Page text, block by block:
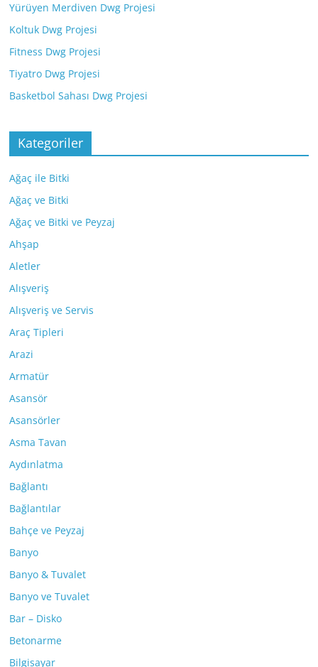
Yürüyen Merdiven Dwg Projesi
Koltuk Dwg Projesi
Fitness Dwg Projesi
Tiyatro Dwg Projesi
Basketbol Sahası Dwg Projesi
Kategoriler
Ağaç ile Bitki
Ağaç ve Bitki
Ağaç ve Bitki ve Peyzaj
Ahşap
Aletler
Alışveriş
Alışveriş ve Servis
Araç Tipleri
Arazi
Armatür
Asansör
Asansörler
Asma Tavan
Aydınlatma
Bağlantı
Bağlantılar
Bahçe ve Peyzaj
Banyo
Banyo & Tuvalet
Banyo ve Tuvalet
Bar – Disko
Betonarme
Bilgisayar